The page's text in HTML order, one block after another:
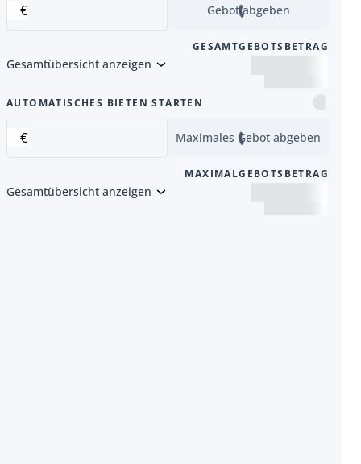
€ Gebot abgeben
GESAMTGEBOTSBETRAG
Gesamtübersicht anzeigen
AUTOMATISCHES BIETEN STARTEN
€ Maximales Gebot abgeben
MAXIMALGEBOTSBETRAG
Gesamtübersicht anzeigen